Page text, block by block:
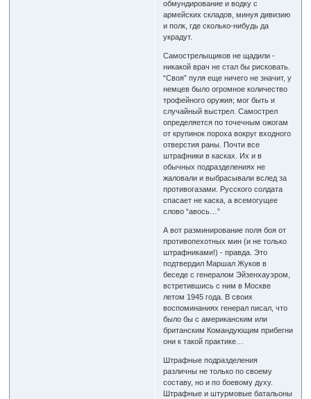
обмундирование и водку с
армейских складов, минуя дивизию
и полк, где сколько-нибудь да
украдут.
Самострелыщиков не щадили -
никакой врач не стал бы рисковать.
“Своя” пуля еще ничего не значит, у
немцев было огромное количество
трофейного оружия; мог быть и
случайный выстрел. Самострел
определяется по точечным ожогам
от крупинок пороха вокруг входного
отверстия раны. Почти все
штрафники в касках. Их и в
обычных подразделениях не
жаловали и выбрасывали вслед за
противогазами. Русского солдата
спасает не каска, а всемогущее
слово “авось…”
А вот разминирование поля боя от
противопехотных мин (и не только
штрафниками!) - правда. Это
подтвердил Маршал Жуков в
беседе с генералом Эйзенхауэром,
встретившись с ним в Москве
летом 1945 года. В своих
воспоминаниях генерал писал, что
было бы с американским или
британским Командующим прибегни
они к такой практике…
Штрафные подразделения
различны не только по своему
составу, но и по боевому духу.
Штрафные и штурмовые батальоны